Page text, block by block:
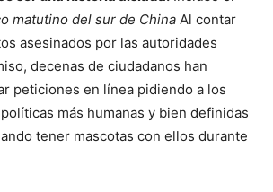
matutino del sur de China Al contar
asesinados por las autoridades
decenas de ciudadanos han
peticiones en línea pidiendo a los
más humanas y bien definidas
tener mascotas con ellos durante